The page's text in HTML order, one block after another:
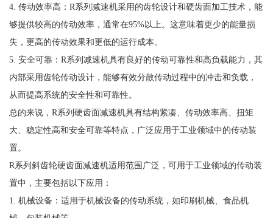
4. 传动效率高：R系列减速机采用的齿轮设计和硬齿面加工技术，能
够提供较高的传动效率，通常在95%以上。这意味着更少的能量损
失，更高的传动效果和更低的运行成本。
5. 安全可靠：R系列减速机具有良好的传动可靠性和高负载能力，其
内部采用齿轮传动设计，能够有效分散传动过程中的冲击和负载，
从而提高系统的安全性和可靠性。
总的来说，R系列硬齿面减速机具有结构紧凑、传动效率高、扭矩
大、稳定性高和安全可靠等特点，广泛应用于工业领域中的传动装
置。
R系列斜齿轮硬齿面减速机适用范围广泛，可用于工业领域的传动装
置中，主要包括以下应用：
1. 机械设备：适用于机械设备的传动系统，如印刷机械、食品机